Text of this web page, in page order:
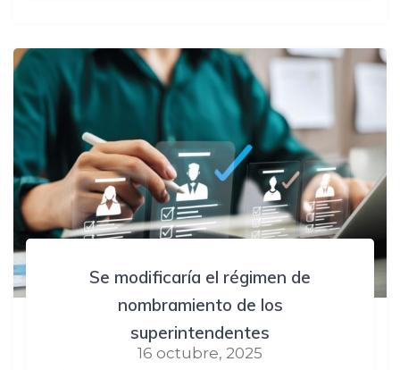
Se modificaría el régimen de
nombramiento de los
superintendentes
16 octubre, 2025